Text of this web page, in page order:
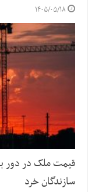
۱۴۰۵/۰۵/۱۸
قیمت ملک در دور
سازندگان خرد